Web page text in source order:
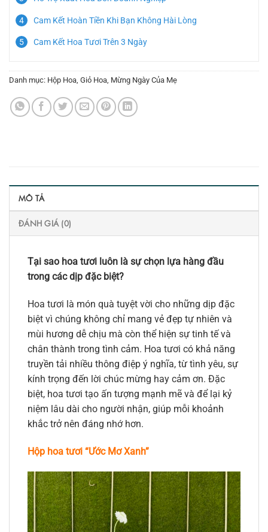
Cam Kết Hoàn Tiền Khi Bạn Không Hài Lòng
Cam Kết Hoa Tươi Trên 3 Ngày
Danh mục: Hộp Hoa, Giỏ Hoa, Mừng Ngày Của Mẹ
MÔ TẢ
ĐÁNH GIÁ (0)
Tại sao hoa tươi luôn là sự chọn lựa hàng đầu
trong các dịp đặc biệt?
Hoa tươi là món quà tuyệt vời cho những dịp đặc
biệt vì chúng không chỉ mang vẻ đẹp tự nhiên và
mùi hương dễ chịu mà còn thể hiện sự tinh tế và
chân thành trong tình cảm. Hoa tươi có khả năng
truyền tải nhiều thông điệp ý nghĩa, từ tình yêu, sự
kính trọng đến lời chúc mừng hay cảm ơn. Đặc
biệt, hoa tươi tạo ấn tượng mạnh mẽ và để lại kỷ
niệm lâu dài cho người nhận, giúp mỗi khoảnh
khắc trở nên đáng nhớ hơn.
Hộp hoa tươi “Ước Mơ Xanh”